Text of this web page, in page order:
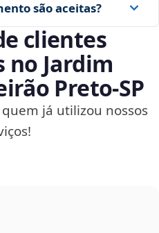
são aceitas?
clientes
no Jardim
Preto‑SP
já utilizou nossos